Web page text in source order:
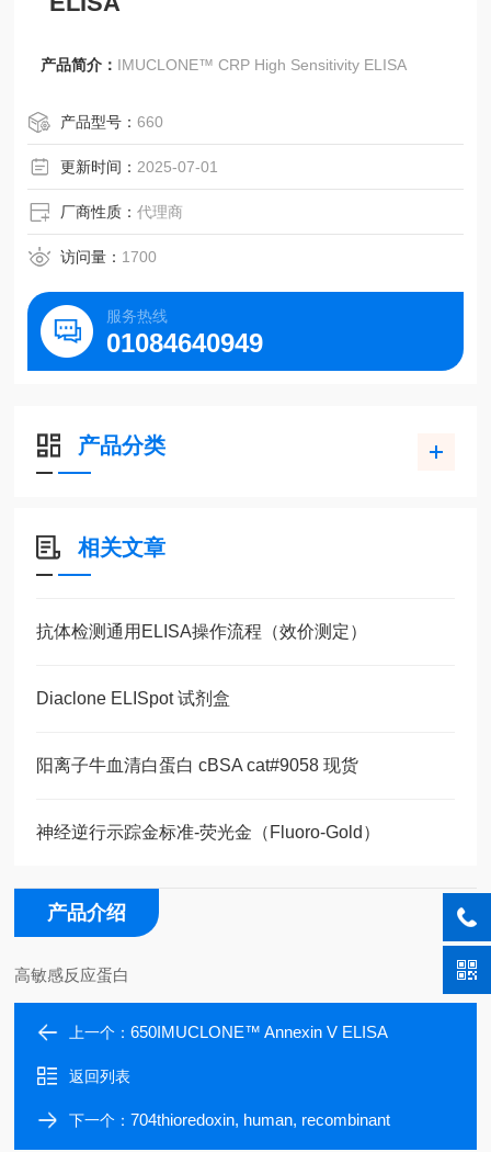
产品简介： IMUCLONE™ CRP High Sensitivity ELISA
产品型号：660
更新时间： 2025-07-01
厂商性质：代理商
访问量： 1700
服务热线
01084640949
产品分类
相关文章
抗体检测通用ELISA操作流程（效价测定）
Diaclone ELISpot 试剂盒
阳离子牛血清白蛋白 cBSA cat#9058 现货
神经逆行示踪金标准-荧光金（Fluoro-Gold）
产品介绍
高敏感反应蛋白
上一个：650IMUCLONE™ Annexin V ELISA
返回列表
下一个：704thioredoxin, human, recombinant